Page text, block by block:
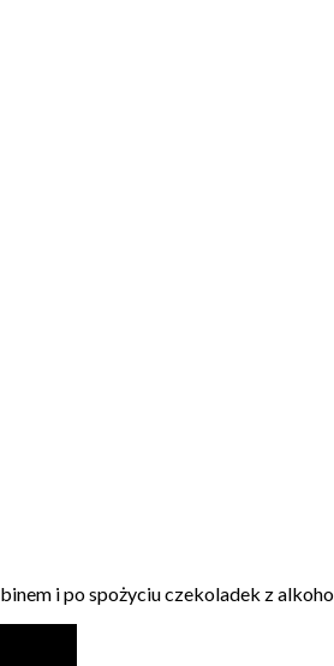
i po spożyciu czekoladek z